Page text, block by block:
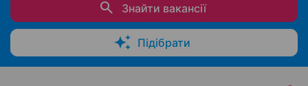
Знайти вакансії
Підібрати